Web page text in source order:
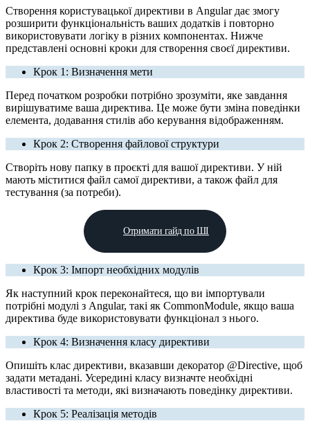
Створення користувацької директиви в Angular дає змогу
розширити функціональність ваших додатків і повторно
використовувати логіку в різних компонентах. Нижче
представлені основні кроки для створення своєї директиви.
Крок 1: Визначення мети
Перед початком розробки потрібно зрозуміти, яке завдання
вирішуватиме ваша директива. Це може бути зміна поведінки
елемента, додавання стилів або керування відображенням.
Крок 2: Створення файлової структури
Створіть нову папку в проєкті для вашої директиви. У ній
мають міститися файл самої директиви, а також файл для
тестування (за потреби).
Отримати гайд по ШІ
Крок 3: Імпорт необхідних модулів
Як наступний крок переконайтеся, що ви імпортували
потрібні модулі з Angular, такі як CommonModule, якщо ваша
директива буде використовувати функціонал з нього.
Крок 4: Визначення класу директиви
Опишіть клас директиви, вказавши декоратор @Directive, щоб
задати метадані. Усередині класу визначте необхідні
властивості та методи, які визначають поведінку директиви.
Крок 5: Реалізація методів